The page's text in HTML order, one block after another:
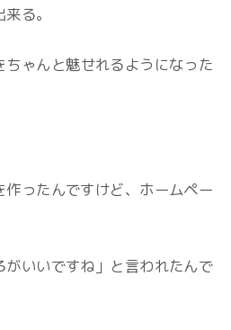
る。
ちゃんと魅せれるようになった
作ったんですけど、ホームペー
がいいですね」と言われたんで